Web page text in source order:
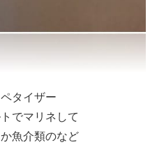
タイザー
でマリネして
魚介類のなど